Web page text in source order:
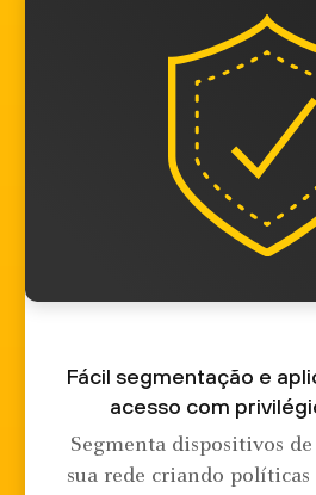
Fácil segmentação e
acesso com
Segmenta dispositivos
sua rede criando políticas